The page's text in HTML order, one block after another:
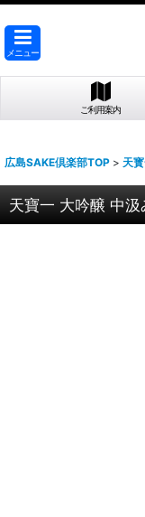
メニュー
ご利用案内
広島SAKE倶楽部TOP > 天
天寶一 大吟醸 中